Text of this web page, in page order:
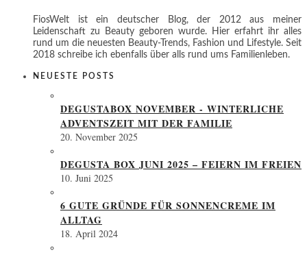
FiosWelt ist ein deutscher Blog, der 2012 aus meiner
Leidenschaft zu Beauty geboren wurde. Hier erfahrt ihr alles
rund um die neuesten Beauty-Trends, Fashion und Lifestyle. Seit
2018 schreibe ich ebenfalls über alls rund ums Familienleben.
NEUESTE POSTS
DEGUSTABOX NOVEMBER - WINTERLICHE
ADVENTSZEIT MIT DER FAMILIE
20. November 2025
DEGUSTA BOX JUNI 2025 – FEIERN IM FREIEN
10. Juni 2025
6 GUTE GRÜNDE FÜR SONNENCREME IM
ALLTAG
18. April 2024